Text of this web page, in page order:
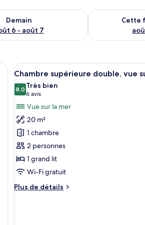
Demain
6 - août 7
pour demain août 6 - août 7
Cette
Vérifier la
lit, une fenêtre donnant sur un beau paysage,
Afficher
toutes
les
photos
pour
ce
type
de
chambre :
Chambre
supérieure
Une
29
Chambre supérieure double, vue
8,08,0 sur 10
Très bien
6 avis
(6 avis)
Vue sur la mer
20 m²
1 chambre
2 personnes
1 grand lit
Wi-Fi gratuit
Plus de détails
Plus